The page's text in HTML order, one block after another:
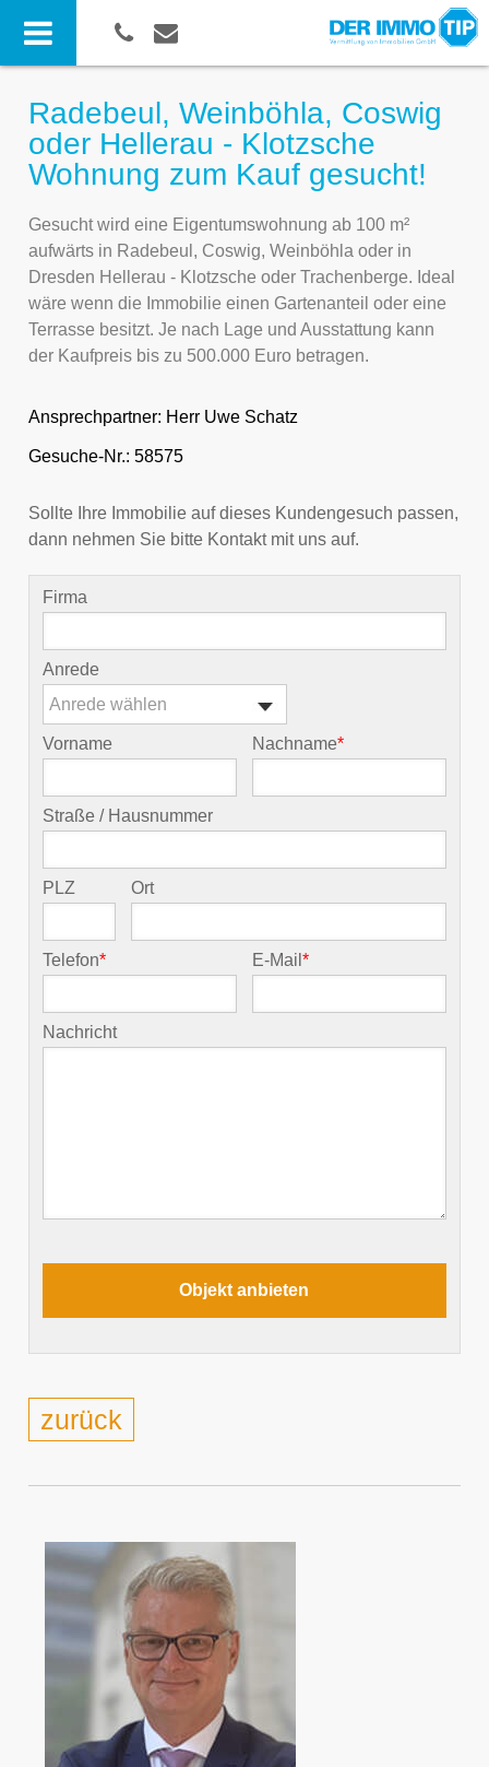
Radebeul, Weinböhla, Coswig
oder Hellerau - Klotzsche
Wohnung zum Kauf gesucht!
Gesucht wird eine Eigentumswohnung ab 100 m²
aufwärts in Radebeul, Coswig, Weinböhla oder in
Dresden Hellerau - Klotzsche oder Trachenberge. Ideal
wäre wenn die Immobilie einen Gartenanteil oder eine
Terrasse besitzt. Je nach Lage und Ausstattung kann
der Kaufpreis bis zu 500.000 Euro betragen.
Ansprechpartner: Herr Uwe Schatz
Gesuche-Nr.: 58575
Sollte Ihre Immobilie auf dieses Kundengesuch passen,
dann nehmen Sie bitte Kontakt mit uns auf.
Firma
Anrede
Anrede wählen
Vorname Nachname*
Straße / Hausnummer
PLZ Ort
Telefon* E-Mail*
Nachricht
zurück